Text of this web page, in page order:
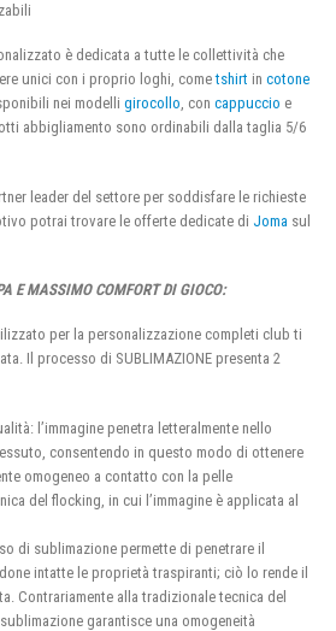
è dedicata a tutte le collettività che
unici con i proprio loghi, cometshirt in cotone
nei modelli girocollo, con cappuccio e
abbigliamento sono ordinabili dalla taglia 5/6
leader del settore per soddisfare le richieste
potrai trovare le offerte dedicate di Joma sul
E MASSIMO COMFORT DI GIOCO:
per la personalizzazione completi club ti
Il processo di SUBLIMAZIONE presenta 2
l’immagine penetra letteralmente nello
consentendo in questo modo di ottenere
omogeneo a contatto con la pelle
del flocking, in cui l’immagine è applicata al
di sublimazione permette di penetrare il
intatte le proprietà traspiranti; ciò lo rende il
Contrariamente alla tradizionale tecnica del
garantisce una omogeneità